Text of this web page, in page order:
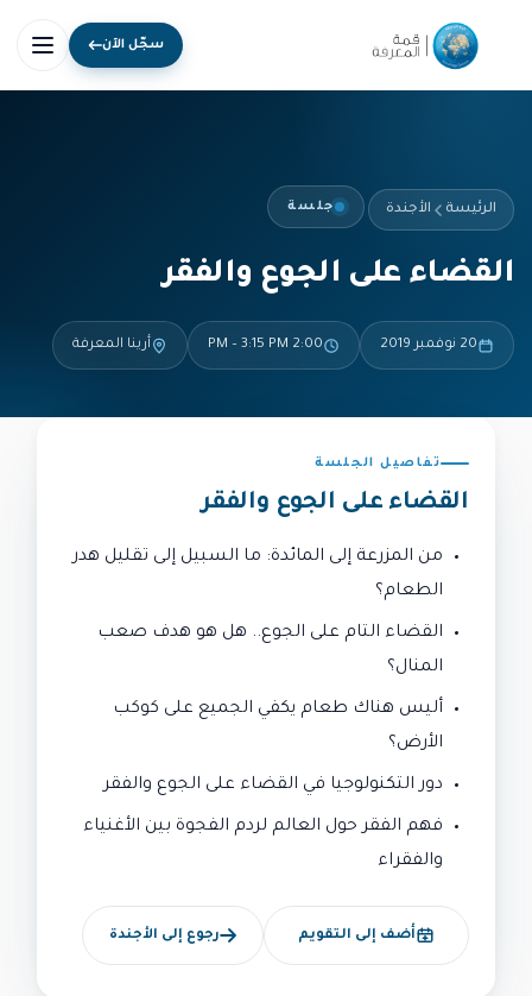
سجّل الآن
الرئيسة الأجندة جلسة
القضاء على الجوع والفقر
20 نوفمبر 2019 2:00 PM – 3:15 PM أرينا المعرفة
تفاصيل الجلسة
القضاء على الجوع والفقر
من المزرعة إلى المائدة: ما السبيل إلى تقليل هدر
الطعام؟
القضاء التام على الجوع.. هل هو هدف صعب
المنال؟
أليس هناك طعام يكفي الجميع على كوكب
الأرض؟
دور التكنولوجيا في القضاء على الجوع والفقر
فهم الفقر حول العالم لردم الفجوة بين الأغنياء
والفقراء
أضف إلى التقويم رجوع إلى الأجندة